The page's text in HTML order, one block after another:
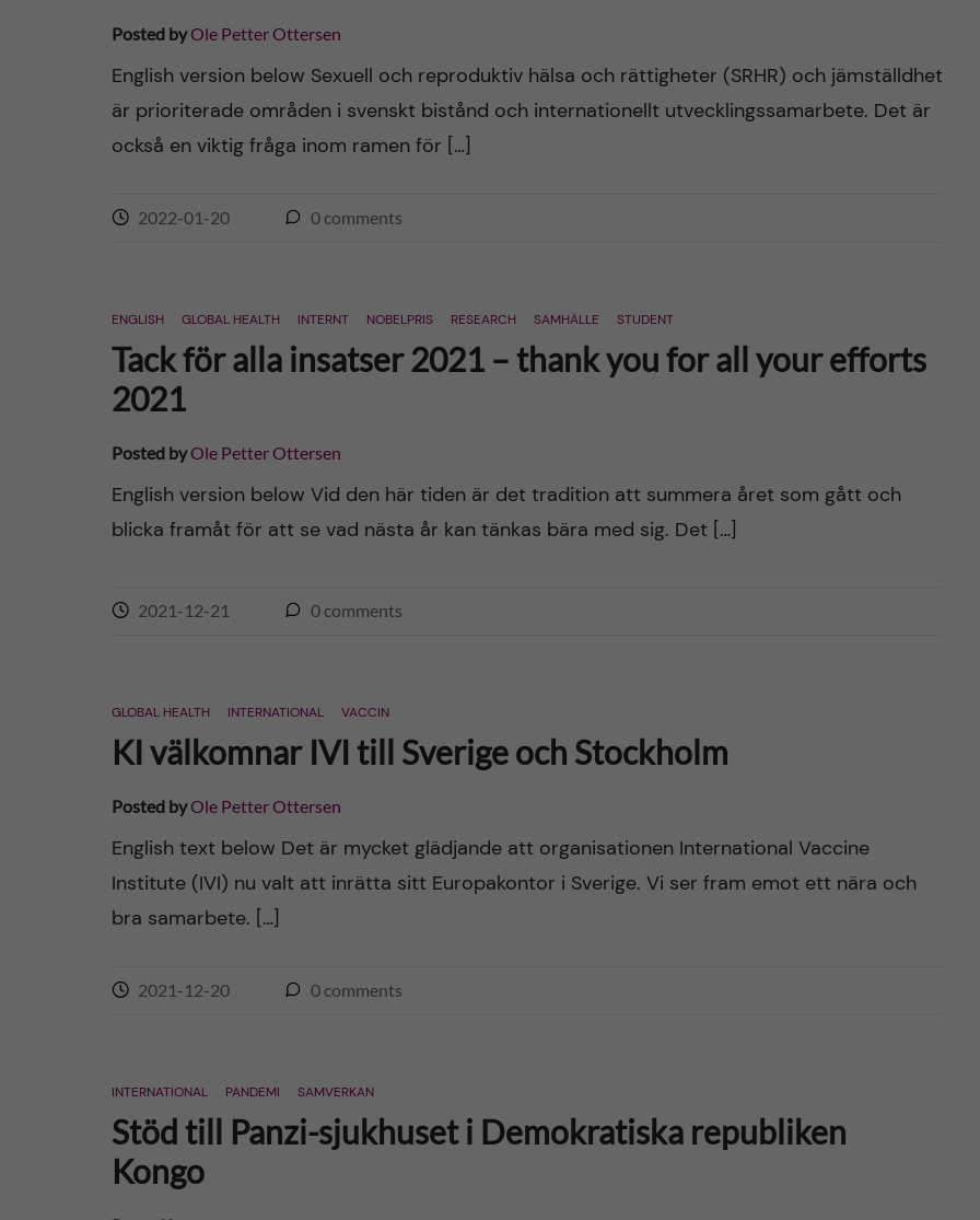
Posted byOle Petter Ottersen
English version below Sexuell och reproduktiv hälsa och rättigheter (SRHR) och jämställdhet
är prioriterade områden i svenskt bistånd och internationellt utvecklingssamarbete. Det är
också en viktig fråga inom ramen för […]
2022-01-20 0 comments
ENGLISH GLOBAL HEALTH INTERNT NOBELPRIS RESEARCH SAMHÄLLE STUDENT
Tack för alla insatser 2021 – thank you for all your efforts
2021
Posted byOle Petter Ottersen
English version below Vid den här tiden är det tradition att summera året som gått och
blicka framåt för att se vad nästa år kan tänkas bära med sig. Det […]
2021-12-21 0 comments
GLOBAL HEALTH INTERNATIONAL VACCIN
KI välkomnar IVI till Sverige och Stockholm
Posted byOle Petter Ottersen
English text below Det är mycket glädjande att organisationen International Vaccine
Institute (IVI) nu valt att inrätta sitt Europakontor i Sverige. Vi ser fram emot ett nära och
bra samarbete. […]
2021-12-20 0 comments
INTERNATIONAL PANDEMI SAMVERKAN
Stöd till Panzi-sjukhuset i Demokratiska republiken
Kongo